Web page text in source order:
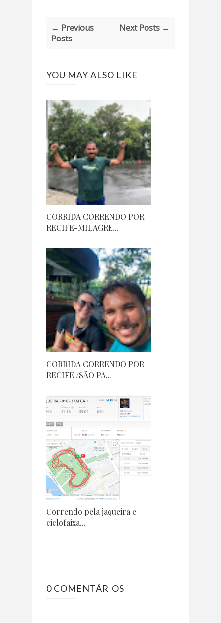
← Previous
Posts
Next Posts →
YOU MAY ALSO LIKE
CORRIDA CORRENDO POR
RECIFE-MILAGRE...
CORRIDA CORRENDO POR
RECIFE /SÃO PA...
Correndo pela jaqueira e
ciclofaixa...
0 COMENTÁRIOS